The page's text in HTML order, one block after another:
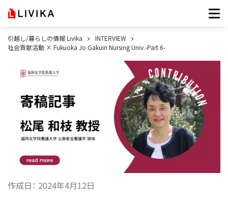
引越し/暮らしの情報 Livika
INTERVIEW
社会貢献活動 × Fukuoka Jo Gakuin Nursing Univ.-Part 6-
作成日： 2024年4月12日